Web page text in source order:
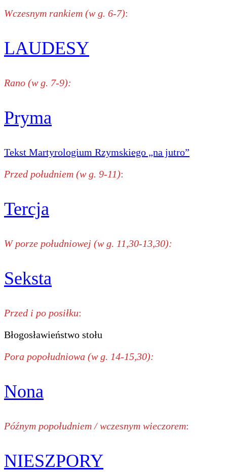
Wczesnym rankiem (w g. 6-7):
LAUDESY
Rano (w g. 7-9):
Pryma
Tekst Martyrologium Rzymskiego „na jutro”
Przed południem (w g. 9-11):
Tercja
W porze południowej (w g. 11,30-13,30):
Seksta
Przed i po posiłku:
Błogosławieństwo stołu
Pora popołudniowa (w g. 14-15,30):
Nona
Późnym popołudniem / wczesnym wieczorem:
NIESZPORY